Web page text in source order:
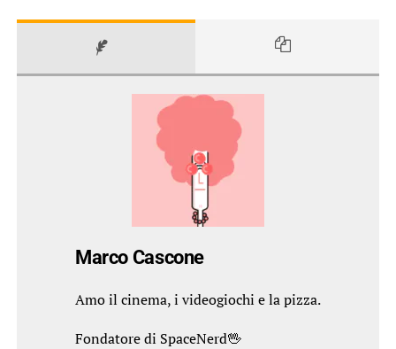
Marco Cascone
Amo il cinema, i videogiochi e la pizza.
Fondatore di SpaceNerd🖖